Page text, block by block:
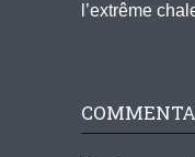
l’extrême